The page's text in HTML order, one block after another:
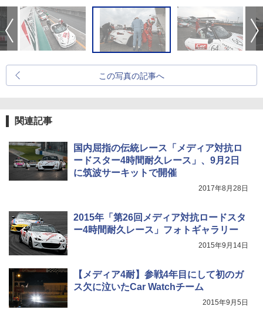
この写真の記事へ
関連記事
国内屈指の伝統レース「メディア対抗ロ
ードスター4時間耐久レース」、9月2日
に筑波サーキットで開催
2017年8月28日
2015年「第26回メディア対抗ロードスタ
ー4時間耐久レース」フォトギャラリー
2015年9月14日
【メディア4耐】参戦4年目にして初のガ
ス欠に泣いたCar Watchチーム
2015年9月5日